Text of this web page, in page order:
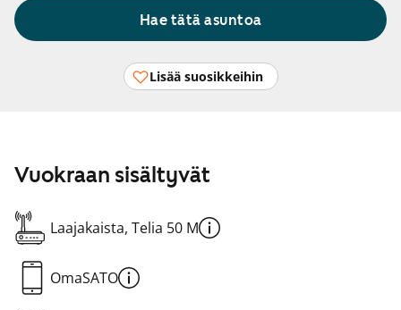
Hae tätä asuntoa
Lisää suosikkeihin
Vuokraan sisältyvät
Laajakaista, Telia 50 M
OmaSATO